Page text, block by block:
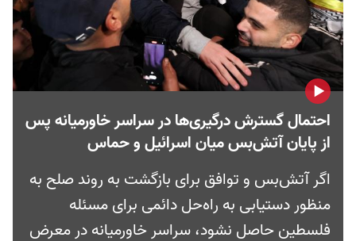
احتمال گسترش درگیری‌ها در سراسر خاورمیانه پس
از پایان آتش‌بس میان اسرائیل و حماس
اگر آتش‌بس و توافق برای بازگشت به روند صلح به
منظور دستیابی به راه‌حل دائمی برای مسئله
فلسطین حاصل نشود، سراسر خاورمیانه در معرض